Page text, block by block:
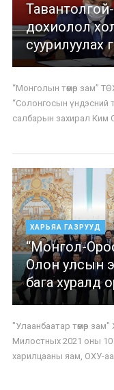
Тавантолгой-
дохиолол
суурилуулах
“Монголын төмөр зам”
“Солонгосын үндэсний
салбарын захирал Ким
ХАРЬЯА ГАЗРУУД
“Монгол-
Олон улсын
бага хуралд
"Улаанбаатар төмөр
Милостных 2021 оны 10
харилцааны яам, ОХУ-